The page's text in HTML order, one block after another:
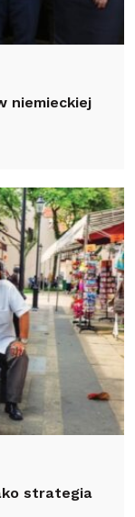
niemieckiej
strategia